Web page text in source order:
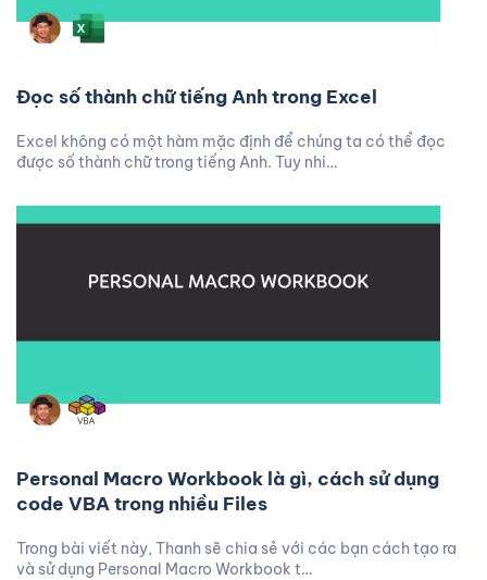
Đọc số thành chữ tiếng Anh trong Excel
Excel không có một hàm mặc định để chúng ta có thể đọc
được số thành chữ trong tiếng Anh. Tuy nhi…
Personal Macro Workbook là gì, cách sử dụng
code VBA trong nhiều Files
Trong bài viết này, Thanh sẽ chia sẻ với các bạn cách tạo ra
và sử dụng Personal Macro Workbook t…